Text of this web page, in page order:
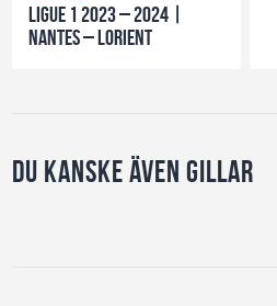
Ligue 1 2023 – 2024 |
Nantes – Lorient
Du kanske även gillar